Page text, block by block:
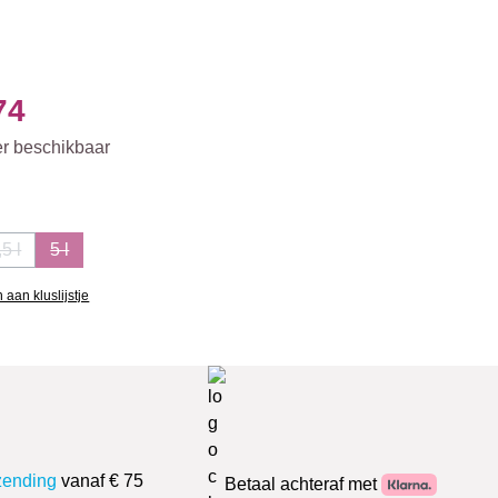
beschikbaar
is momenteel niet beschikbaar.)
l
(Deze optie is momenteel niet beschikbaar.)
5 l
aan kluslijstje
vanaf € 75 Betaal achteraf met